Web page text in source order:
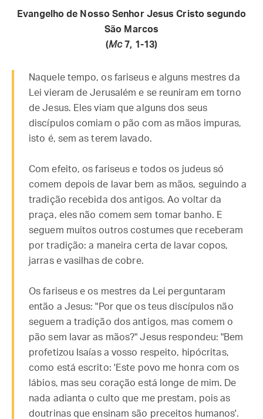
Evangelho de Nosso Senhor Jesus Cristo segundo
São Marcos
(Mc7, 1-13)
Naquele tempo, os fariseus e alguns mestres da
Lei vieram de Jerusalém e se reuniram em torno
de Jesus. Eles viam que alguns dos seus
discípulos comiam o pão com as mãos impuras,
isto é, sem as terem lavado.
Com efeito, os fariseus e todos os judeus só
comem depois de lavar bem as mãos, seguindo a
tradição recebida dos antigos. Ao voltar da
praça, eles não comem sem tomar banho. E
seguem muitos outros costumes que receberam
por tradição: a maneira certa de lavar copos,
jarras e vasilhas de cobre.
Os fariseus e os mestres da Lei perguntaram
então a Jesus: "Por que os teus discípulos não
seguem a tradição dos antigos, mas comem o
pão sem lavar as mãos?" Jesus respondeu: "Bem
profetizou Isaías a vosso respeito, hipócritas,
como está escrito: 'Este povo me honra com os
lábios, mas seu coração está longe de mim. De
nada adianta o culto que me prestam, pois as
doutrinas que ensinam são preceitos humanos'.